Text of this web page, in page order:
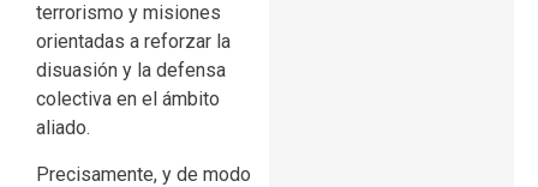
terrorismo y misiones
orientadas a reforzar la
disuasión y la defensa
colectiva en el ámbito
aliado.
Precisamente, y de modo